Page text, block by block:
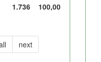
1.736
100,00
next